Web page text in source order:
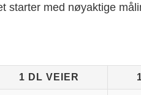
starter med nøyaktige
1 DL VEIER